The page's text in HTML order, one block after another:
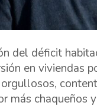
del déficit
en viviendas
más chaqueños